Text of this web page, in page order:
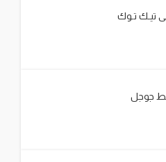
تيـك تـوك
جوجل